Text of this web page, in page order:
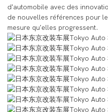
d'automobile avec des
de nouvelles références pour
mesure qu'elles progressent.